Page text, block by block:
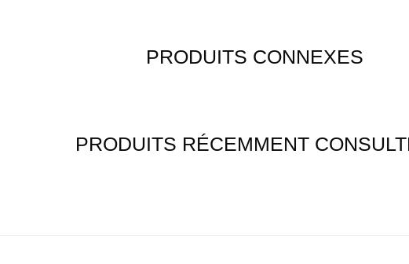
PRODUITS CONNEXES
PRODUITS RÉCEMMENT